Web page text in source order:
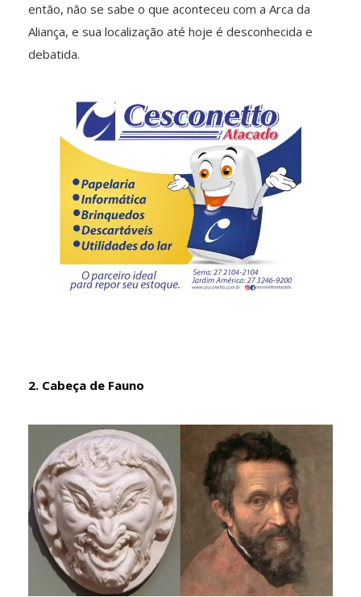
então, não se sabe o que aconteceu com a Arca da
Aliança, e sua localização até hoje é desconhecida e
debatida.
2. Cabeça de Fauno